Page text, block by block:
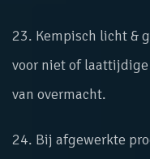
23. Kempisch licht &
voor niet of
van overmacht.
24. Bij afgewerkte